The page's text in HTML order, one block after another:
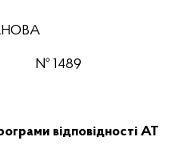
№ 1489
відповідності АТ